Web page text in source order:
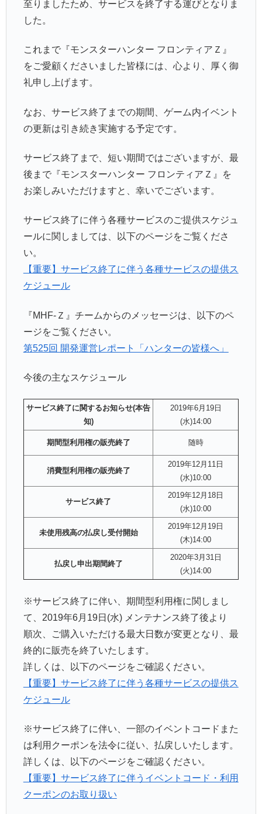
至りましたため、サービスを終了する運びとなりま
した。
これまで『モンスターハンター フロンティアＺ』
をご愛顧くださいました皆様には、心より、厚く御
礼申し上げます。
なお、サービス終了までの期間、ゲーム内イベント
の更新は引き続き実施する予定です。
サービス終了まで、短い期間ではございますが、最
後まで『モンスターハンター フロンティアＺ』を
お楽しみいただけますと、幸いでございます。
サービス終了に伴う各種サービスのご提供スケジュ
ールに関しましては、以下のページをご覧くださ
い。
【重要】サービス終了に伴う各種サービスの提供ス
ケジュール
『MHF-Ｚ』チームからのメッセージは、以下のペ
ージをご覧ください。
第525回 開発運営レポート「ハンターの皆様へ」
今後の主なスケジュール
サービス終了に関するお知らせ(本告
知)
2019年6月19日
(水)14:00
期間型利用権の販売終了 随時
消費型利用権の販売終了
2019年12月11日
(水)10:00
サービス終了
2019年12月18日
(水)10:00
未使用残高の払戻し受付開始
2019年12月19日
(木)14:00
払戻し申出期間終了
2020年3月31日
(火)14:00
※サービス終了に伴い、期間型利用権に関しまし
て、2019年6月19日(水) メンテナンス終了後より
順次、ご購入いただける最大日数が変更となり、最
終的に販売を終了いたします。
詳しくは、以下のページをご確認ください。
【重要】サービス終了に伴う各種サービスの提供ス
ケジュール
※サービス終了に伴い、一部のイベントコードまた
は利用クーポンを法令に従い、払戻しいたします。
詳しくは、以下のページをご確認ください。
【重要】サービス終了に伴うイベントコード・利用
クーポンのお取り扱い